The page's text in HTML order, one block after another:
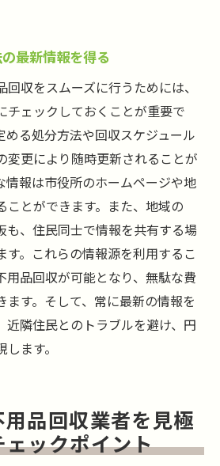
最新情報を得る
収をスムーズに行うためには、
チェックしておくことが重要で
める処分方法や回収スケジュール
変更により随時更新されることが
情報は市役所のホームページや地
ことができます。また、地域の
も、住民同士で情報を共有する場
す。これらの情報源を利用するこ
用品回収が可能となり、無駄な費
ます。そして、常に最新の情報を
近隣住民とのトラブルを避け、円
ます。
品回収業者を見極
ックポイント